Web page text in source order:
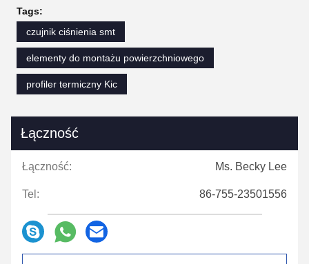
Tags:
czujnik ciśnienia smt
elementy do montażu powierzchniowego
profiler termiczny Kic
Łączność
Łączność: Ms. Becky Lee
Tel: 86-755-23501556